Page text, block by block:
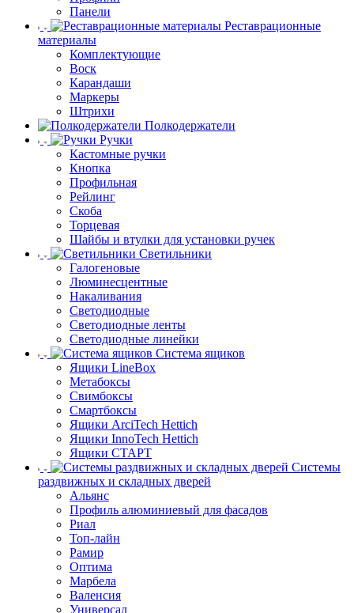
Панели
Реставрационные
материалы
Комплектующие
Воск
Карандаши
Маркеры
Штрихи
Полкодержатели
Ручки
Кастомные ручки
Кнопка
Профильная
Рейлинг
Скоба
Торцевая
Шайбы и втулки для установки ручек
Светильники
Галогеновые
Люминесцентные
Накаливания
Светодиодные
Светодиодные ленты
Светодиодные линейки
Система ящиков
Ящики LineBox
Метабоксы
Свимбоксы
Смартбоксы
Ящики ArciTech Hettich
Ящики InnoTech Hettich
Ящики СТАРТ
Системы
раздвижных и складных дверей
Альянс
Профиль алюминиевый для фасадов
Риал
Топ-лайн
Рамир
Оптима
Марбела
Валенсия
Универсал